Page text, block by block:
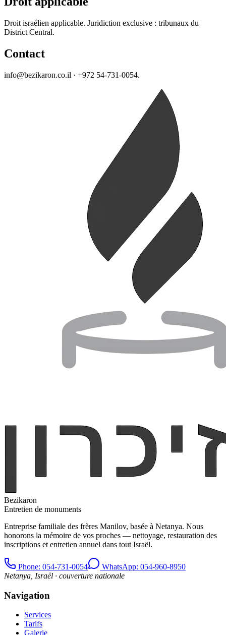
Droit israélien applicable. Juridiction exclusive : tribunaux du
District Central.
Contact
info@bezikaron.co.il · +972 54-731-0054.
Bezikaron
Entretien de monuments
Entreprise familiale des frères Manilov, basée à Netanya. Nous
honorons la mémoire de vos proches — nettoyage, restauration des
inscriptions et entretien annuel dans tout Israël.
Phone: 054-731-0054
WhatsApp: 054-960-8950
Netanya, Israël · couverture nationale
Navigation
Services
Tarifs
Galerie